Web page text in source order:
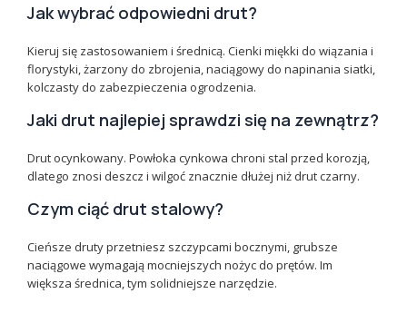
Jak wybrać odpowiedni drut?
Kieruj się zastosowaniem i średnicą. Cienki miękki do wiązania i
florystyki, żarzony do zbrojenia, naciągowy do napinania siatki,
kolczasty do zabezpieczenia ogrodzenia.
Jaki drut najlepiej sprawdzi się na zewnątrz?
Drut ocynkowany. Powłoka cynkowa chroni stal przed korozją,
dlatego znosi deszcz i wilgoć znacznie dłużej niż drut czarny.
Czym ciąć drut stalowy?
Cieńsze druty przetniesz szczypcami bocznymi, grubsze
naciągowe wymagają mocniejszych nożyc do prętów. Im
większa średnica, tym solidniejsze narzędzie.